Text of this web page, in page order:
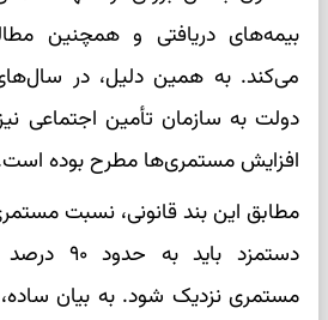
بیمه‌های دریافتی و همچنین
می‌کند. به همین دلیل، در
دولت به سازمان تأمین اجتماعی
افزایش مستمری‌ها مطرح بوده
مطابق این بند قانونی، نسبت
دستمزد
مستمری نزدیک شود. به بیان